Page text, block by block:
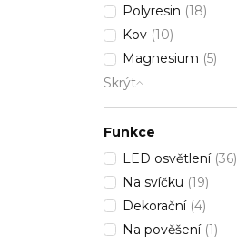
Polyresin (18)
Kov (10)
Magnesium (5)
Skrýt
Funkce
LED osvětlení (36)
Na svíčku (19)
Dekorační (4)
Na pověšení (1)